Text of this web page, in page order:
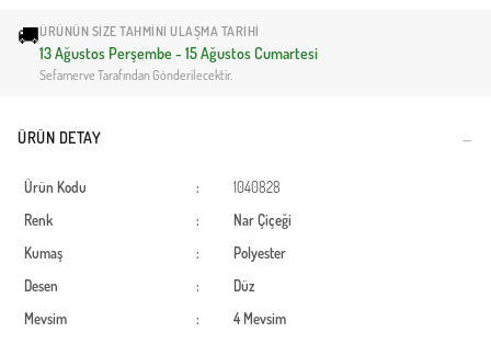
🚚ÜRÜNÜN SIZE TAHMINI ULAŞMA TARIHI
13 Ağustos Perşembe - 15 Ağustos Cumartesi
Sefamerve Tarafından Gönderilecektir.
ÜRÜN DETAY
Ürün Kodu :
1040828
Renk
:
Nar Çiçeği
Kumaş
:
Polyester
Desen
:
Düz
Mevsim
:
4 Mevsim